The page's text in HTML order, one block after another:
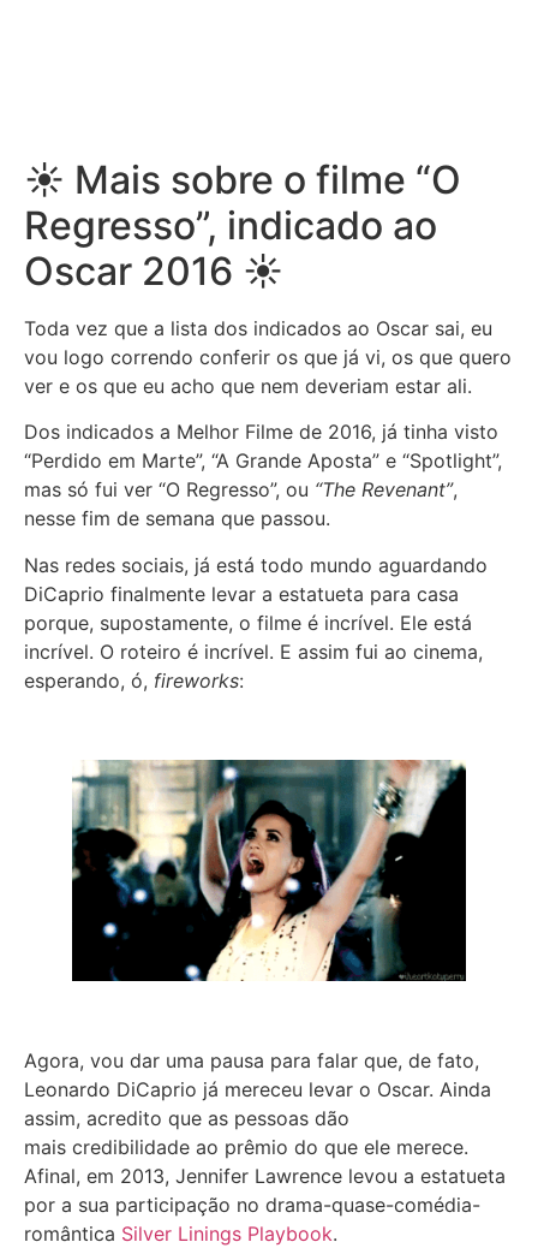
☀ Mais sobre o filme “O
Regresso”, indicado ao
Oscar 2016 ☀
Toda vez que a lista dos indicados ao Oscar sai, eu
vou logo correndo conferir os que já vi, os que quero
ver e os que eu acho que nem deveriam estar ali.
Dos indicados a Melhor Filme de 2016, já tinha visto
“Perdido em Marte”, “A Grande Aposta” e “Spotlight”,
mas só fui ver “O Regresso”, ou “The Revenant”,
nesse fim de semana que passou.
Nas redes sociais, já está todo mundo aguardando
DiCaprio finalmente levar a estatueta para casa
porque, supostamente, o filme é incrível. Ele está
incrível. O roteiro é incrível. E assim fui ao cinema,
esperando, ó, fireworks:
Agora, vou dar uma pausa para falar que, de fato,
Leonardo DiCaprio já mereceu levar o Oscar. Ainda
assim, acredito que as pessoas dão
mais credibilidade ao prêmio do que ele merece.
Afinal, em 2013, Jennifer Lawrence levou a estatueta
por a sua participação no drama-quase-comédia-
romântica Silver Linings Playbook.